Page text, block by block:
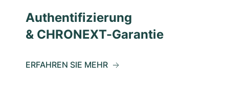
Authentifizierung
& CHRONEXT-Garantie
ERFAHREN SIE MEHR